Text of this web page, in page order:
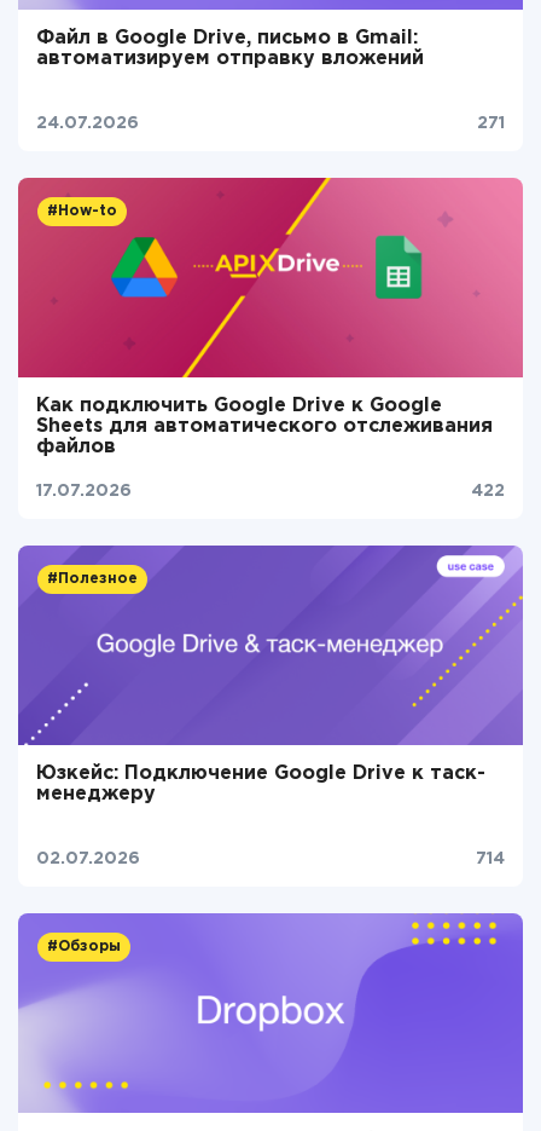
Файл в Google Drive, письмо в Gmail:
автоматизируем отправку вложений
24.07.2026 271
#How-to
Как подключить Google Drive к Google
Sheets для автоматического отслеживания
файлов
17.07.2026 422
#Полезное
Юзкейс: Подключение Google Drive к таск-
менеджеру
02.07.2026 714
#Обзоры